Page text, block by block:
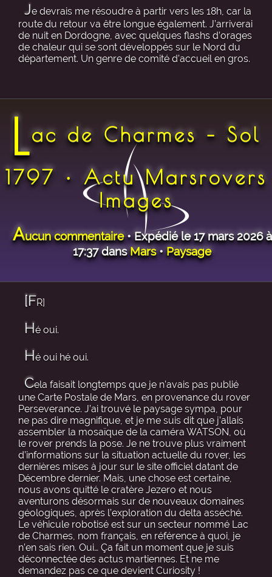
Je devrais me résoudre à partir vers les 18h, car la
route du retour va être longue également. J’arriverai
de nuit en Dordogne, avec quelques flashs d’orages
de chaleur qui se sont développés sur le Nord du
département. Un genre de comité d’accueil en gros.
Lac de Charmes – Sol
1797 • Actu Marsrovers
Images
Aucun commentaire• Expédié le 17 mars 2026 à
17:37 dansMars•Paysage
[FR]
Hé oui.
Hé oui hé oui.
Cela faisait longtemps que je n’avais pas publié
une Carte Postale de Mars, en provenance du rover
Perseverance. J’ai trouvé le paysage sympa, pour
ne pas dire magnifique, et je me suis dit que j’allais
assembler la mosaïque de la caméra WATSON, où
le rover prends la pose. Je ne trouve plus vraiment
d’informations sur la situation actuelle du rover, les
dernières mises à jour sur le site officiel datant de
Décembre dernier. Mais, une chose est certaine,
nous avons quitté le cratère Jezero et nous
aventurons désormais sur de nouveaux domaines
géologiques, après l’exploration du delta asséché.
Le véhicule robotisé est sur un secteur nommé Lac
de Charmes, nom français, en référence à quoi, je
n’en sais rien. Oui… Ça fait un moment que je suis
déconnectée des actus martiennes. Et ne me
demandez pas ce que devient Curiosity !